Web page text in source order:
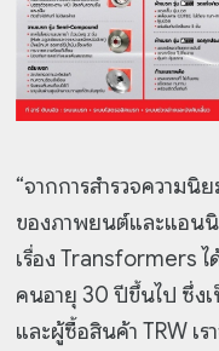
“จากการสำรวจความ
ของภาพยนต์และแอน
เรื่อง Transformers
คนอายุ 30 ปีขึ้นไป ซึ่ง
และผู้ซื้อสินค้า TRW เร